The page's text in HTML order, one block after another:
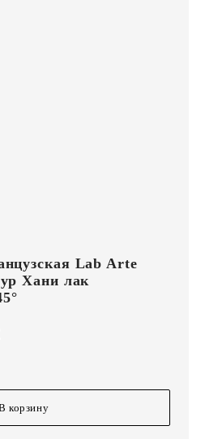
Lab Arte
Хани лак
корзину